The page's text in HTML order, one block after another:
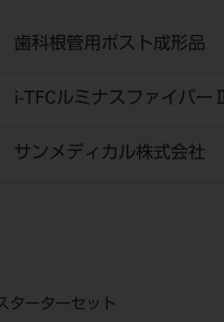
歯科根管用ポスト成形品
i-TFCルミナスファイバー
サンメディカル株式会社
ターターセット